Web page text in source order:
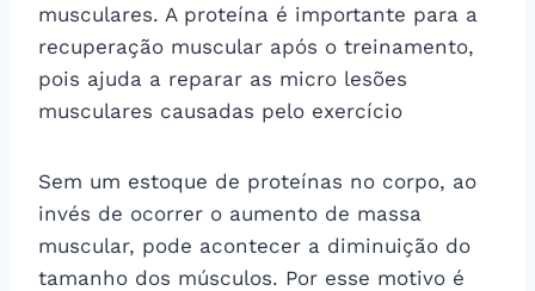
musculares. A proteína é importante para a
recuperação muscular após o treinamento,
pois ajuda a reparar as micro lesões
musculares causadas pelo exercício
Sem um estoque de proteínas no corpo, ao
invés de ocorrer o aumento de massa
muscular, pode acontecer a diminuição do
tamanho dos músculos. Por esse motivo é